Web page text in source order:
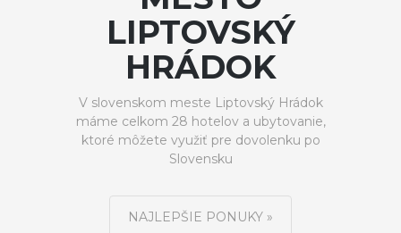
LIPTOVSKÝ
HRÁDOK
V slovenskom meste Liptovský Hrádok
máme celkom 28 hotelov a ubytovanie,
ktoré môžete využiť pre dovolenku po
Slovensku
NAJLEPŠIE PONUKY »